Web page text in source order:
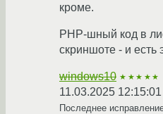
кроме.
PHP-шный код в
скриншоте - и есть
windows10 ★★★★★
11.03.2025
Последнее